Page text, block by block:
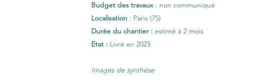
Budget des travaux : non communiqué
Localisation : Paris (75)
Durée du chantier : estimé à 2 mois
Etat : Livré en 2023
Images de synthèse